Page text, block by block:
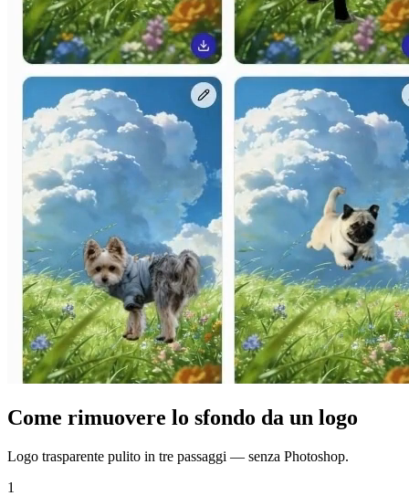
Come rimuovere lo sfondo da un logo
Logo trasparente pulito in tre passaggi — senza Photoshop.
1